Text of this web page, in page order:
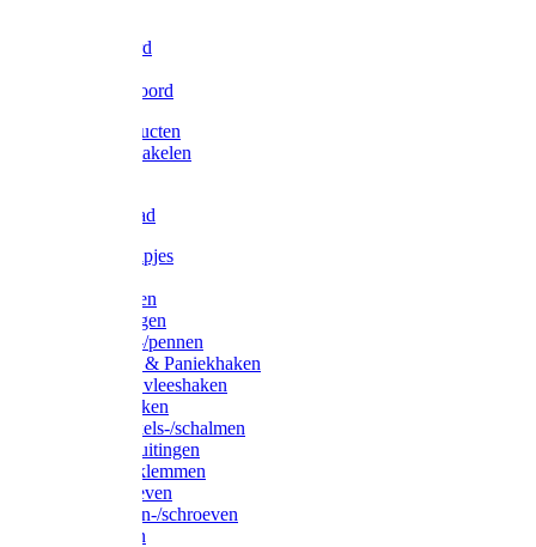
Metselkoord
Elastisch koord
Afdekproducten
Heffen en takelen
Waslijndraad
Simplexknipjes
Sleutelringen
Gelaste ringen
Borgveren-/pennen
Musketons & Paniekhaken
S-haken & vleeshaken
Karabijnhaken
Noodschakels-/schalmen
Harp-/D-sluitingen
Staaldraadklemmen
Spanschroeven
Ringmoeren-/schroeven
Puntkousen